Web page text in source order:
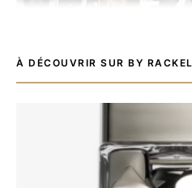
À DÉCOUVRIR SUR BY RACKEL